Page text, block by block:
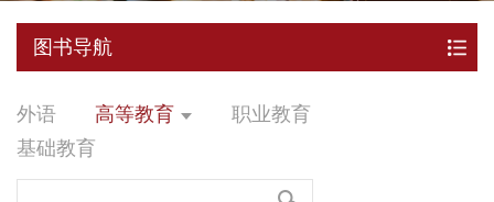
图书导航
外语 高等教育
职业教育
基础教育